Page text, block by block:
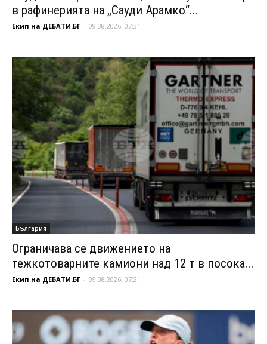
в рафинерията на „Сауди Арамко“...
Екип на ДЕБАТИ.БГ - 09.08.2026, 07:31
България
Ограничава се движението на
тежкотоварните камиони над 12 т в посока...
Екип на ДЕБАТИ.БГ - 09.08.2026, 07:21